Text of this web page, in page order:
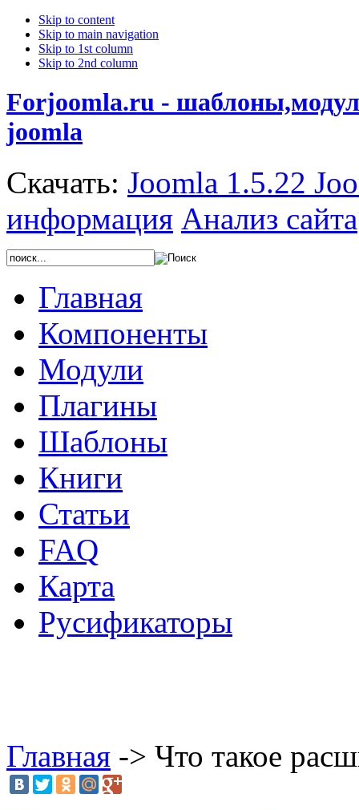
Skip to content
Skip to main navigation
Skip to 1st column
Skip to 2nd column
Forjoomla.ru -
joomla
Скачать: Joomla 1.5.22
информация Анализ сайта
Главная
Компоненты
Модули
Плагины
Шаблоны
Книги
Статьи
FAQ
Карта
Русификаторы
Главная -> Что такое